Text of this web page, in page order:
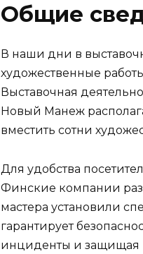
Общие
В наши дни в
художественные
Выставочная
Новый Манеж
вместить сотни
Для удобства
Финские компании
мастера установили
гарантирует
инциденты и защищая